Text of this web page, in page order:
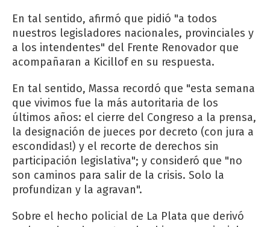
En tal sentido, afirmó que pidió "a todos
nuestros legisladores nacionales, provinciales y
a los intendentes" del Frente Renovador que
acompañaran a Kicillof en su respuesta.
En tal sentido, Massa recordó que "esta semana
que vivimos fue la más autoritaria de los
últimos años: el cierre del Congreso a la prensa,
la designación de jueces por decreto (con jura a
escondidas!) y el recorte de derechos sin
participación legislativa"; y consideró que "no
son caminos para salir de la crisis. Solo la
profundizan y la agravan".
Sobre el hecho policial de La Plata que derivó